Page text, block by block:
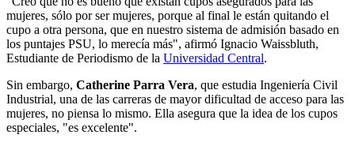
mujeres, sólo por ser mujeres, porque al final le están quitando el
cupo a otra persona, que en nuestro sistema de admisión basado en
los puntajes PSU, lo merecía más", afirmó Ignacio Waissbluth,
Estudiante de Periodismo de la Universidad Central.
Sin embargo, Catherine Parra Vera, que estudia Ingeniería Civil
Industrial, una de las carreras de mayor dificultad de acceso para las
mujeres, no piensa lo mismo. Ella asegura que la idea de los cupos
especiales, "es excelente".